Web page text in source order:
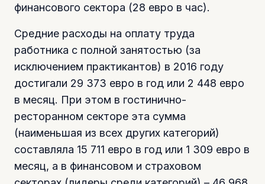
финансового сектора (28 евро в час).
Средние расходы на оплату труда
работника с полной занятостью (за
исключением практикантов) в 2016 году
достигали 29 373 евро в год или 2 448 евро
в месяц. При этом в гостинично-
ресторанном секторе эта сумма
(наименьшая из всех других категорий)
составляла 15 711 евро в год или 1 309 евро в
месяц, а в финансовом и страховом